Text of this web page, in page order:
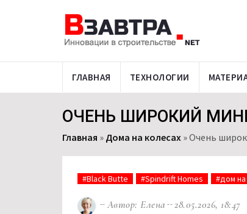
ГЛАВНАЯ ТЕХНОЛОГИИ
ОЧЕНЬ ШИРОКИЙ
Главная » Дома на колесах »Очень
#Black Butte #Spindrift Homes #дом
Автор: Елена 28.05.2026, 18:47